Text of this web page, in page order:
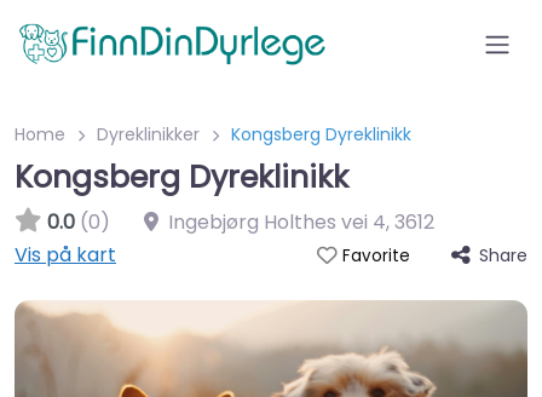
Home Dyreklinikker Kongsberg Dyreklinikk
Kongsberg Dyreklinikk
0.0 (0) Ingebjørg Holthes vei 4,3612
Vis på kart
Favorite Share